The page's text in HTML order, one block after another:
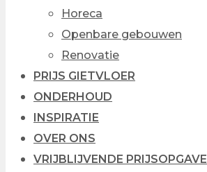
Horeca
Openbare gebouwen
Renovatie
PRIJS GIETVLOER
ONDERHOUD
INSPIRATIE
OVER ONS
VRIJBLIJVENDE PRIJSOPGAVE